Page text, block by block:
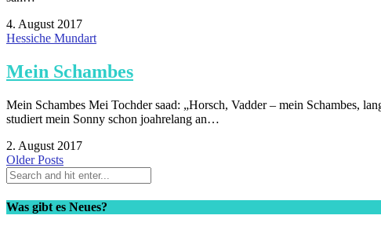
4. August 2017
Hessiche Mundart
Mein Schambes
Mein Schambes Mei Tochder saad: „Horsch, Vadder – mein Schambes,
studiert mein Sonny schon joahrelang an…
2. August 2017
Older Posts
Was gibt es Neues?